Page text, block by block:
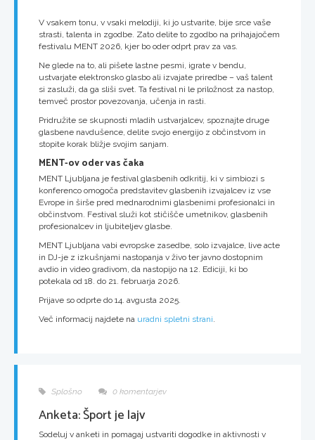
V vsakem tonu, v vsaki melodiji, ki jo ustvarite, bije srce vaše
strasti, talenta in zgodbe. Zato delite to zgodbo na prihajajočem
festivalu MENT 2026, kjer bo oder odprt prav za vas.
Ne glede na to, ali pišete lastne pesmi, igrate v bendu,
ustvarjate elektronsko glasbo ali izvajate priredbe – vaš talent
si zasluži, da ga sliši svet. Ta festival ni le priložnost za nastop,
temveč prostor povezovanja, učenja in rasti.
Pridružite se skupnosti mladih ustvarjalcev, spoznajte druge
glasbene navdušence, delite svojo energijo z občinstvom in
stopite korak bližje svojim sanjam.
MENT-ov oder vas čaka
MENT Ljubljana je festival glasbenih odkritij, ki v simbiozi s
konferenco omogoča predstavitev glasbenih izvajalcev iz vse
Evrope in širše pred mednarodnimi glasbenimi profesionalci in
občinstvom. Festival služi kot stičišče umetnikov, glasbenih
profesionalcev in ljubiteljev glasbe.
MENT Ljubljana vabi evropske zasedbe, solo izvajalce, live acte
in DJ-je z izkušnjami nastopanja v živo ter javno dostopnim
avdio in video gradivom, da nastopijo na 12. Ediciji, ki bo
potekala od 18. do 21. februarja 2026.
Prijave so odprte do 14. avgusta 2025.
Več informacij najdete na uradni spletni strani
Splošno 0 komentarjev
Anketa: Šport je lajv
Sodeluj v anketi in pomagaj ustvariti dogodke in aktivnosti v